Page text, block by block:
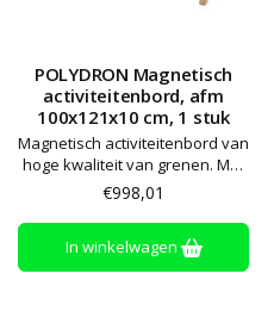
POLYDRON Magnetisch
activiteitenbord, afm
100x121x10 cm, 1 stuk
Magnetisch activiteitenbord van
hoge kwaliteit van grenen. Met
aan de ene kant een
magnetisch whiteboard voor
whiteboardstiften en aan de
andere kant een magnetisch
bord voor krijt. Stiften, krijt en
€998,01
In winkelwagen